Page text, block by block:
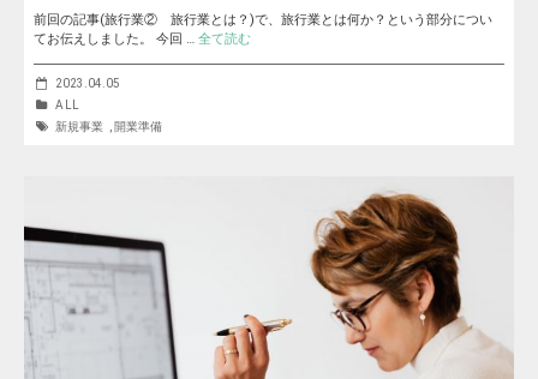
前回の記事(旅行業② 旅行業とは？)で、旅行業とは何か？という部分につい
てお伝えしました。 今回 … 全て読む
2023.04.05
ALL
新規事業
開業準備